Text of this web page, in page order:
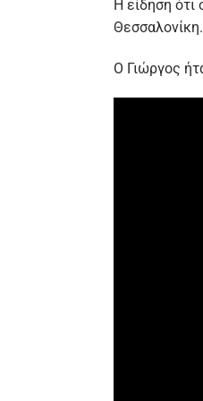
Η είδηση
Θεσσαλονίκη.
Ο Γιώργος